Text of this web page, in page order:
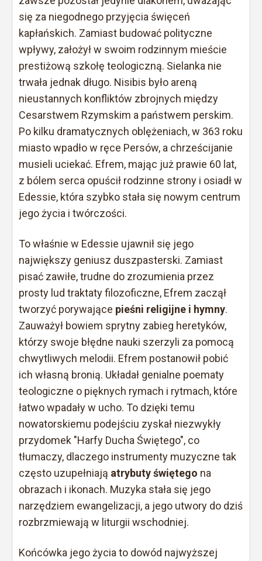
się za niegodnego przyjęcia święceń
kapłańskich. Zamiast budować polityczne
wpływy, założył w swoim rodzinnym mieście
prestiżową szkołę teologiczną. Sielanka nie
trwała jednak długo. Nisibis było areną
nieustannych konfliktów zbrojnych między
Cesarstwem Rzymskim a państwem perskim.
Po kilku dramatycznych oblężeniach, w 363 roku
miasto wpadło w ręce Persów, a chrześcijanie
musieli uciekać. Efrem, mając już prawie 60 lat,
z bólem serca opuścił rodzinne strony i osiadł w
Edessie, która szybko stała się nowym centrum
jego życia i twórczości.
To właśnie w Edessie ujawnił się jego
największy geniusz duszpasterski. Zamiast
pisać zawiłe, trudne do zrozumienia przez
prosty lud traktaty filozoficzne, Efrem zaczął
tworzyć porywające pieśni religijne i hymny.
Zauważył bowiem sprytny zabieg heretyków,
którzy swoje błędne nauki szerzyli za pomocą
chwytliwych melodii. Efrem postanowił pobić
ich własną bronią. Układał genialne poematy
teologiczne o pięknych rymach i rytmach, które
łatwo wpadały w ucho. To dzięki temu
nowatorskiemu podejściu zyskał niezwykły
przydomek "Harfy Ducha Świętego", co
tłumaczy, dlaczego instrumenty muzyczne tak
często uzupełniają atrybuty świętego na
obrazach i ikonach. Muzyka stała się jego
narzędziem ewangelizacji, a jego utwory do dziś
rozbrzmiewają w liturgii wschodniej.
Końcówka jego życia to dowód najwyższej